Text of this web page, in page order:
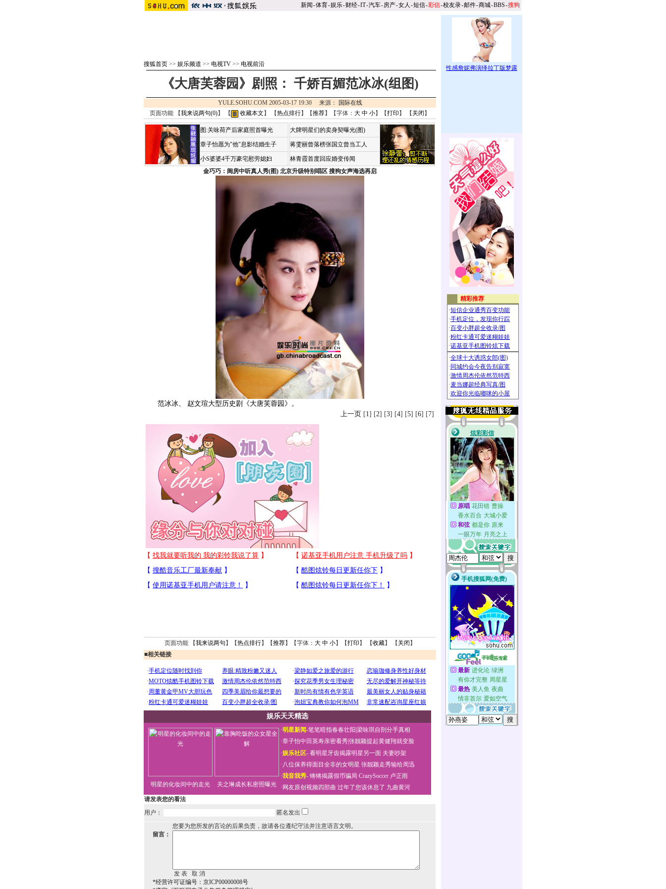
新闻-体育-娱乐-财经-IT-汽车-房产-女人 -短信-彩信-校友录-邮件-商城-BBS-搜狗
搜狐首页 >> 娱乐频道 >> 电视TV >> 电视前沿
《大唐芙蓉园》剧照： 千娇百媚范冰冰(组图)
YULE.SOHU.COM 2005-03-17 19:30 来源：
国际在线
页面功能 【我来说两句(0)】 【 收藏本文 】 【热点排行】【推荐】【字体： 大 中 小】【打印 】 【 关闭 】
图:关咏荷产后家庭照首曝光
章子怡愿为"他"息影结婚生子
小S婆婆4千万豪宅慰劳媳妇
大牌明星们的卖身契曝光(图)
蒋雯丽曾落榜张国立曾当工人
林青霞首度回应婚变传闻
金巧巧：闺房中听真人秀(图) 北京升级特别唱区 搜狗女声海选再启
范冰冰、 赵文瑄大型历史剧《大唐芙蓉园》。
上一页 [1] [2] [3] [4] [5] [6] [7]
页面功能 【我来说两句 】【热点排行】【推荐】【字体： 大 中 小】【打印 】 【收藏】 【 关闭 】
■相关链接
娱乐天天精选
明星的化妆间中的走光 关之琳成长私密照曝光
·明星新闻-笔笔暗指春春壮阳 梁咏琪自剖分手真相
·章子怡中田英寿亲密看秀张靓颖提起黄健翔就变脸
·娱乐社区- 看明星牙齿揭露明星另一面 夫妻吵架
·八位保养得面目全非的女明星 张靓颖走秀输给周迅
·我音我秀- 锵锵揭露假币骗局 CrazySoccer 卢正雨
· 网友原创视频四部曲 过年了您该休息了 九曲黄河
请发表您的看法
用户：
匿名发出
您要为您所发的言论的后果负责，故请各位遵纪守法并注意语言文明。
留言：
*经营许可证编号：京ICP00000008号